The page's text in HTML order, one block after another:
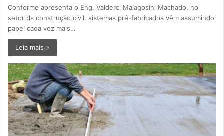
Conforme apresenta o Eng. Valderci Malagosini Machado, no
setor da construção civil, sistemas pré-fabricados vêm assumindo
papel cada vez mais…
Leia mais »